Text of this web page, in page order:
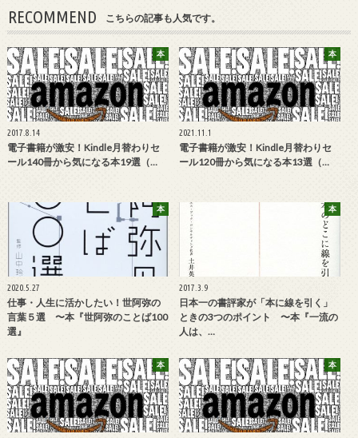
RECOMMEND こちらの記事も人気です。
本
2017.8.14
電子書籍が激安！Kindle月替わりセ
ール140冊から気になる本19選（…
本
2021.11.1
電子書籍が激安！Kindle月替わりセ
ール120冊から気になる本13選（…
本
2020.5.27
仕事・人生に活かしたい！世阿弥の
言葉５選 〜本『世阿弥のことば100
選』
本
2017.3.9
日本一の書評家が「本に線を引く」
ときの3つのポイント 〜本『一流の
人は、…
本 本